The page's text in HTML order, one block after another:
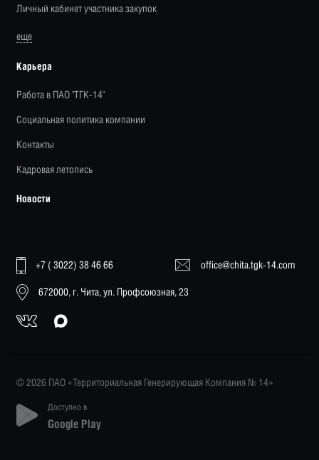
Личный кабинет участника закупок
еще
Карьера
Работа в ПАО "ТГК-14"
Социальная политика компании
Контакты
Кадровая летопись
Новости
+7 ( 3022) 38 46 66 office@chita.tgk-14.com
672000, г. Чита, ул. Профсоюзная, 23
© 2026 ПАО «Территориальная Генерирующая Компания № 14»
Доступно в
Google Play